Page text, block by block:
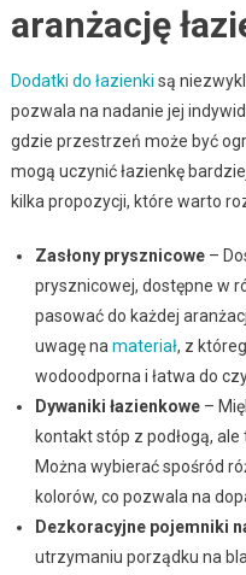
aranżację
Dodatki do łazienki są
pozwala na nadanie jej
gdzie przestrzeń może być
mogą uczynić łazienkę
kilka propozycji, które warto
Zasłony prysznicowe–
prysznicowej, dostępne w
pasować do każdej
uwagę na materiał, z
wodoodporna i łatwa do
Dywaniki łazienkowe–
kontakt stóp z podłogą,
Można wybierać spośród
kolorów, co pozwala na
Dezkoracyjne pojemniki
utrzymaniu porządku na